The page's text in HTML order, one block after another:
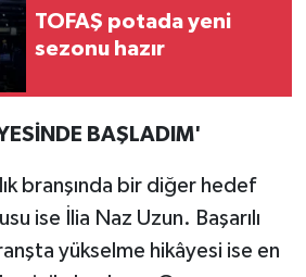
TOFAŞ potada yeni
sezonu hazır
BAŞLADIM'
branşında bir diğer hedef
ise İlia Naz Uzun. Başarılı
yükselme hikâyesi ise en